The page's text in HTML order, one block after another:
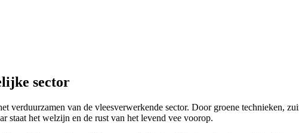
sector
verduurzamen van de vleesverwerkende sector. Door groene technieken,
staat het welzijn en de rust van het levend vee voorop.